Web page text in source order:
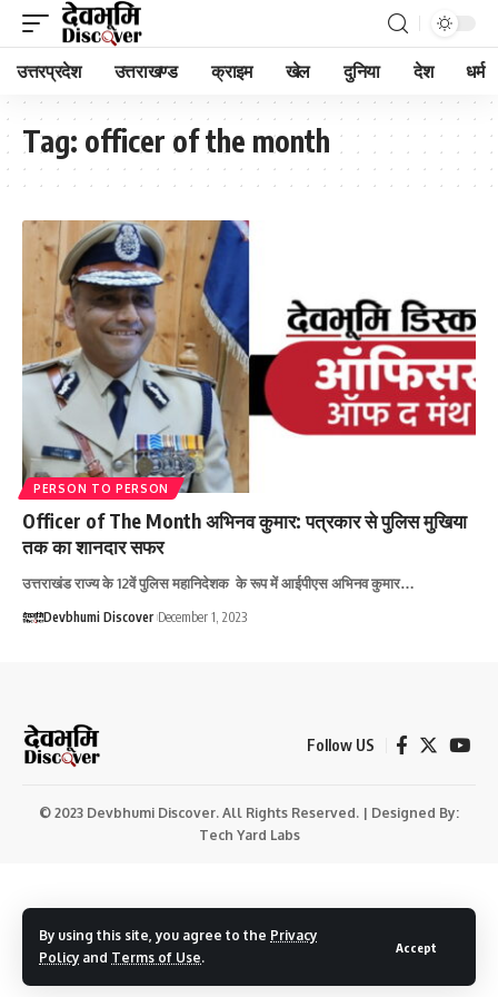
By using this site, you agree to the Privacy
Policy and Terms of Use.
Accept
उत्तरप्रदेश उत्तराखण्ड क्राइम खेल दुनिया देश धर्म
Tag: officer of the month
PERSON TO PERSON
Officer of The Month अभिनव कुमार: पत्रकार से पुलिस मुखिया
तक का शानदार सफर
उत्तराखंड राज्य के 12वें पुलिस महानिदेशक के रूप में आईपीएस अभिनव कुमार…
Devbhumi Discover December 1, 2023
Follow US
© 2023 Devbhumi Discover. All Rights Reserved. | Designed By:
Tech Yard Labs